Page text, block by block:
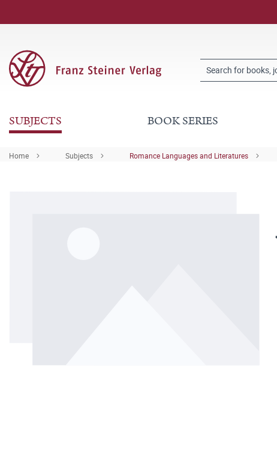
SUBJECTS BOOK SERIES
Home Subjects Romance Languages and Literatures